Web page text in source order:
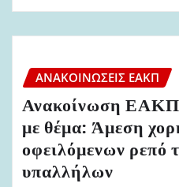
ΑΝΑΚΟΙΝΏΣΕΙΣ ΕΑΚΠ
Ανακοίνωση ΕΑΚΠ
με θέμα: Άμεση
οφειλόμενων ρεπό
υπαλλήλων